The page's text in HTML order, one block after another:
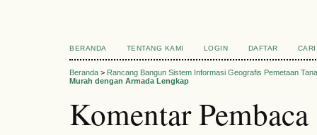
BERANDA TENTANG KAMI LOGIN DAFTAR CARI
Beranda > Rancang Bangun Sistem Informasi Geografis Pemetaan
Murah dengan Armada Lengkap
Komentar Pembaca